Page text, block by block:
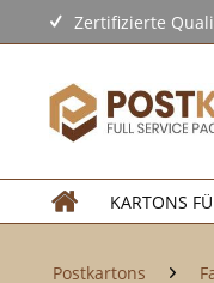
Zertifizierte
KARTONS
Postkartons